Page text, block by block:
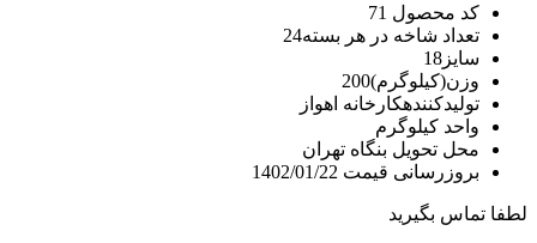
کد محصول 71
تعداد شاخه در هر بسته24
سایز 18
وزن(کیلوگرم)200
تولیدکنندهکارخانه اهواز
واحد کیلوگرم
محل تحویل بنگاه تهران
بروزرسانی قیمت 1402/01/22
لطفا تماس بگیرید